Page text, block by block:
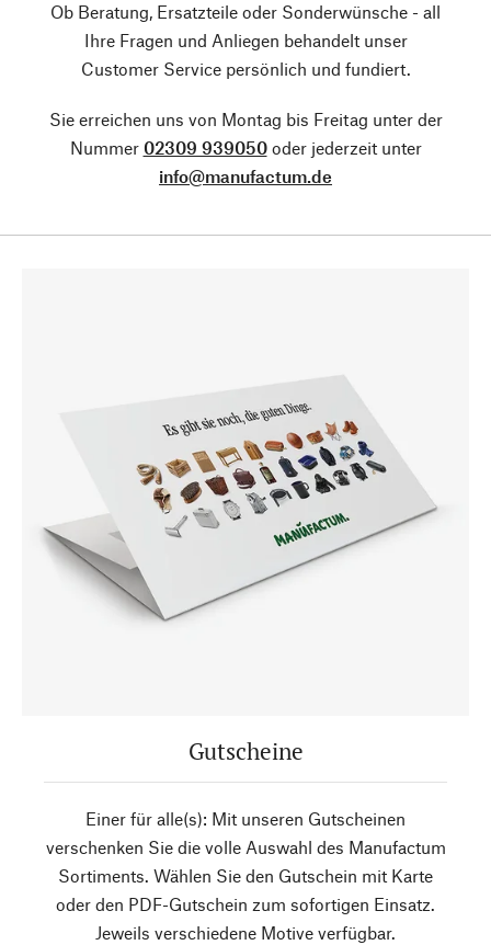
Ob Beratung, Ersatzteile oder Sonderwünsche - all
Ihre Fragen und Anliegen behandelt unser
Customer Service persönlich und fundiert.
Sie erreichen uns von Montag bis Freitag unter der
Nummer 02309 939050oder jederzeit unter
info@manufactum.de
Gutscheine
Einer für alle(s): Mit unseren Gutscheinen
verschenken Sie die volle Auswahl des Manufactum
Sortiments. Wählen Sie den Gutschein mit Karte
oder den PDF-Gutschein zum sofortigen Einsatz.
Jeweils verschiedene Motive verfügbar.